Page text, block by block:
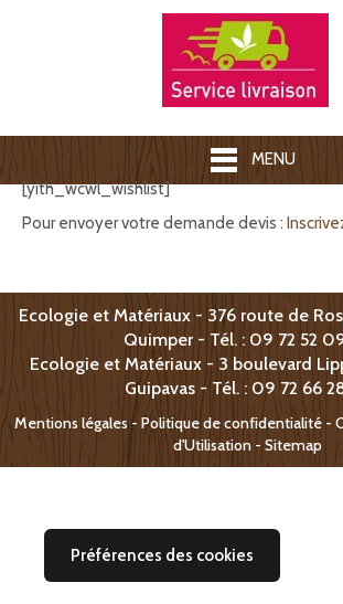
Préférences des cookies
MENU
[yith_wcwl_wishlist]
Pour envoyer votre demande devis :
Ecologie et Matériaux - 376 route de
Quimper - Tél. : 09 72 52
Ecologie et Matériaux - 3 boulevard
Guipavas - Tél. : 09 72 66
Mentions légales - Politique de confidentialité -
d'Utilisation- Sitemap